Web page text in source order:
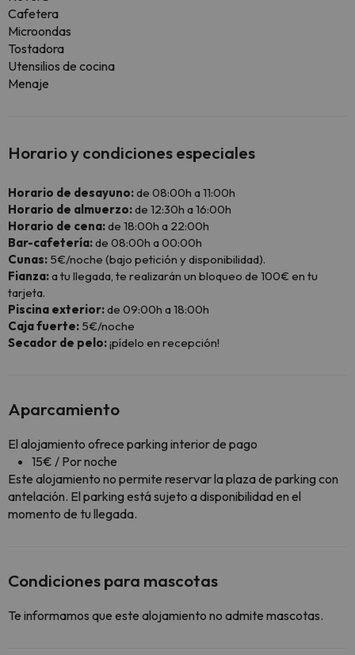
Cafetera
Microondas
Tostadora
Utensilios de cocina
Menaje
Horario y condiciones especiales
Horario de desayuno:de 08:00h a 11:00h
Horario de almuerzo:de 12:30h a 16:00h
Horario de cena:de 18:00h a 22:00h
Bar-cafetería:de 08:00h a 00:00h
Cunas: 5€/noche (bajo petición y disponibilidad).
Fianza:a tu llegada, te realizarán un bloqueo de 100€ en tu
tarjeta.
Piscina exterior:de 09:00h a 18:00h
Caja fuerte: 5€/noche
Secador de pelo:¡pídelo en recepción!
Aparcamiento
El alojamiento ofrece parking interior de pago
15€ / Por noche
Este alojamiento no permite reservar la plaza de parking con
antelación. El parking está sujeto a disponibilidad en el
momento de tu llegada.
Condiciones para mascotas
Te informamos que este alojamiento no admite mascotas.